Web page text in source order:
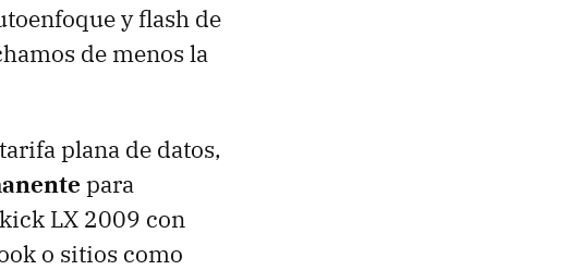
y flash de
de menos la
plana de datos,
para
LX 2009 con
o sitios como